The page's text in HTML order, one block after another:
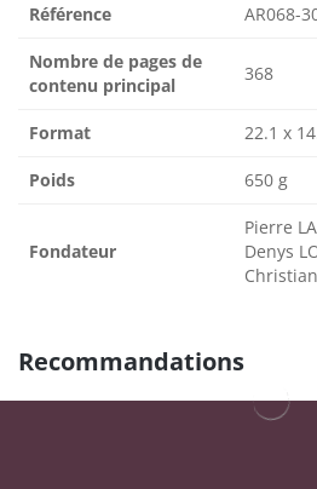
Référence AR068-
Nombre de pages de
contenu principal
368
Format 22.1 x
Poids 650 g
Fondateur
Pierre
Denys
Christian
Recommandations